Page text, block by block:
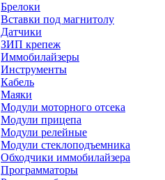
Брелоки
Вставки под магнитолу
Датчики
ЗИП крепеж
Иммобилайзеры
Инструменты
Кабель
Маяки
Модули моторного отсека
Модули прицепа
Модули релейные
Модули стеклоподъемника
Обходчики иммобилайзера
Программаторы